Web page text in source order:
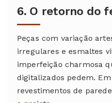
6. O retorno do
Peças com variação
irregulares e esmaltes
imperfeição charmosa
digitalizados pedem. Em
revestimentos de